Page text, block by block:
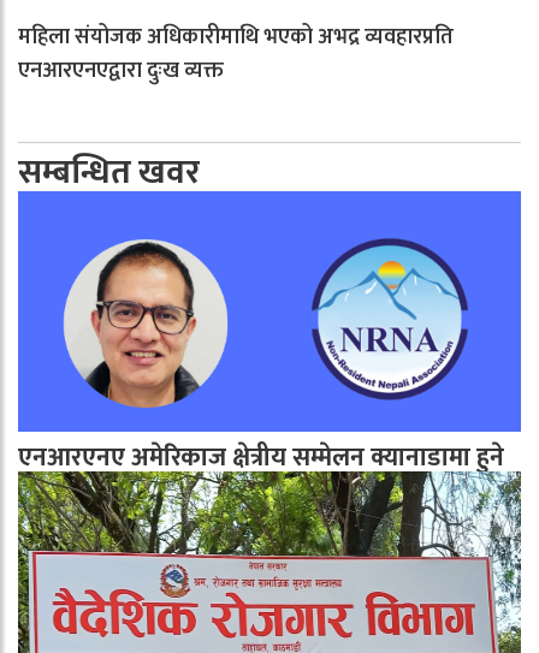
महिला संयोजक अधिकारीमाथि भएको अभद्र व्यवहारप्रति
एनआरएनएद्वारा दुःख व्यक्त
सम्बन्धित खवर
एनआरएनए अमेरिकाज क्षेत्रीय सम्मेलन क्यानाडामा हुने